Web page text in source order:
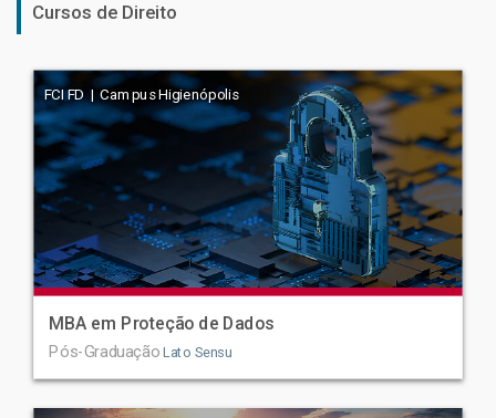
Cursos de Direito
FCI FD | Campus Higienópolis
MBA em Proteção de Dados
Pós-Graduação Lato Sensu